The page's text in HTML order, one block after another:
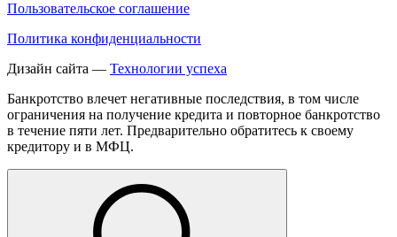
Пользовательское соглашение
Политика конфиденциальности
Дизайн сайта — Технологии успеха
Банкротство влечет негативные последствия, в том числе
ограничения на получение кредита и повторное банкротство
в течение пяти лет. Предварительно обратитесь к своему
кредитору и в МФЦ.